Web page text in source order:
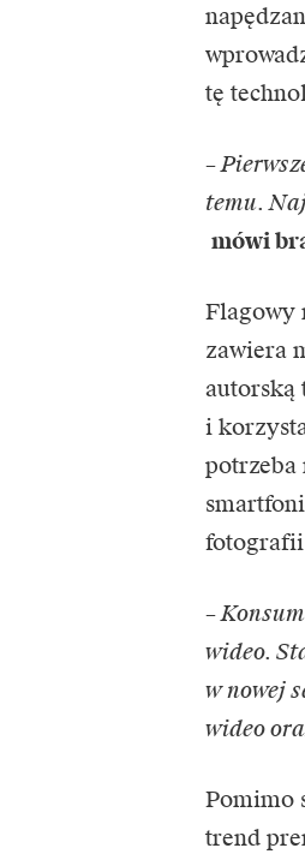
tę
–
temu.
mówi
Flagowy
zawiera
autorską
i
potrzeba
–
wideo.
w nowej
wideo
Pomimo
trend